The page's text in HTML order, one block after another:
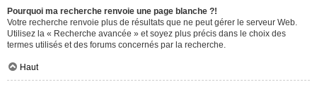
Pourquoi ma recherche renvoie une page blanche ?!
Votre recherche renvoie plus de résultats que ne peut gérer le serveur Web.
Utilisez la « Recherche avancée » et soyez plus précis dans le choix des
termes utilisés et des forums concernés par la recherche.
Haut